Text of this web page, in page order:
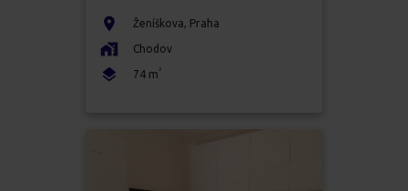
Ženíškova, Praha
Chodov
74 m 2